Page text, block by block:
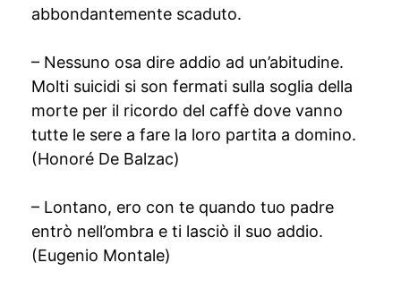
abbondantemente scaduto.
– Nessuno osa dire addio ad un’abitudine.
Molti suicidi si son fermati sulla soglia della
morte per il ricordo del caffè dove vanno
tutte le sere a fare la loro partita a domino.
(Honoré De Balzac)
– Lontano, ero con te quando tuo padre
entrò nell’ombra e ti lasciò il suo addio.
(Eugenio Montale)